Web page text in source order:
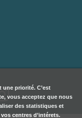
une priorité. C’est
vous acceptez que nous
des statistiques et
centres d’intérets.